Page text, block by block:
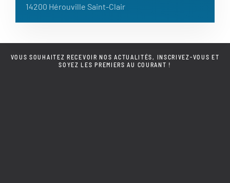
14200 Hérouville Saint-Clair
VOUS SOUHAITEZ RECEVOIR NOS ACTUALITÉS, INSCRIVEZ-VOUS ET
SOYEZ LES PREMIERS AU COURANT !